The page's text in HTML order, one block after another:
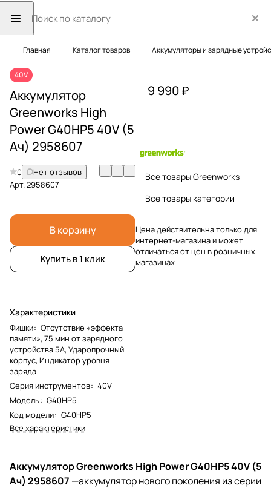
Главная Каталог товаров Аккумуляторы и зарядные
40V
Аккумулятор
Greenworks High
Power G40HP5 40V (5
Ач) 2958607
0
Нет отзывов
Арт.2958607
В корзину
Купить в 1 клик
Характеристики
Фишки: Отсутствие «эффекта
памяти», 75 мин от зарядного
устройства 5А, Ударопрочный
корпус, Индикатор уровня
заряда
Серия инструментов: 40V
Модель: G40HP5
Код модели: G40HP5
Все характеристики
9 990 ₽
Все товары Greenworks
Все товары категории
Цена действительна только для
интернет-магазина и может
отличаться от цен в розничных
магазинах
Аккумулятор Greenworks High Power G40HP5 40V (5
Ач) 2958607 —аккумулятор нового поколения из серии